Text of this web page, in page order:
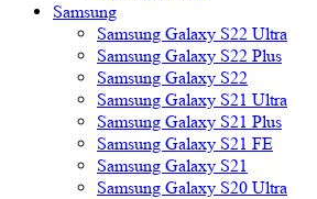
Samsung
Samsung Galaxy S22 Ultra
Samsung Galaxy S22 Plus
Samsung Galaxy S22
Samsung Galaxy S21 Ultra
Samsung Galaxy S21 Plus
Samsung Galaxy S21 FE
Samsung Galaxy S21
Samsung Galaxy S20 Ultra